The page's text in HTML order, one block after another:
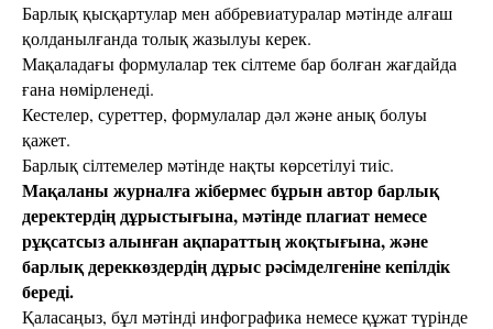
Барлық қысқартулар мен аббревиатуралар мәтінде алғаш
қолданылғанда толық жазылуы керек.
Мақаладағы формулалар тек сілтеме бар болған жағдайда
ғана нөмірленеді.
Кестелер, суреттер, формулалар дәл және анық болуы
қажет.
Барлық сілтемелер мәтінде нақты көрсетілуі тиіс.
Мақаланы журналға жібермес бұрын автор барлық
деректердің дұрыстығына, мәтінде плагиат немесе
рұқсатсыз алынған ақпараттың жоқтығына, және
барлық дереккөздердің дұрыс рәсімделгеніне кепілдік
береді.
Қаласаңыз, бұл мәтінді инфографика немесе құжат түрінде